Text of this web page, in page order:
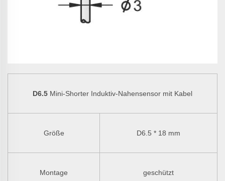
D6.5 Mini-Shorter Induktiv-Nahensensor mit Kabel
Größe D6.5 * 18 mm
Montage geschützt